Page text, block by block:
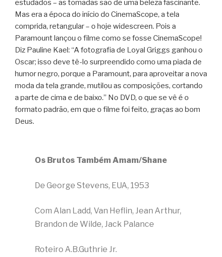
estudados – as tomadas são de uma beleza fascinante.
Mas era a época do início do CinemaScope, a tela
comprida, retangular – o hoje widescreen. Pois a
Paramount lançou o filme como se fosse CinemaScope!
Diz Pauline Kael: “A fotografia de Loyal Griggs ganhou o
Oscar; isso deve tê-lo surpreendido como uma piada de
humor negro, porque a Paramount, para aproveitar a nova
moda da tela grande, mutilou as composições, cortando
a parte de cima e de baixo.” No DVD, o que se vê é o
formato padrão, em que o filme foi feito, graças ao bom
Deus.
Os Brutos Também Amam/Shane
De George Stevens, EUA, 1953
Com Alan Ladd, Van Heflin, Jean Arthur,
Brandon de Wilde, Jack Palance
Roteiro A.B.Guthrie Jr.